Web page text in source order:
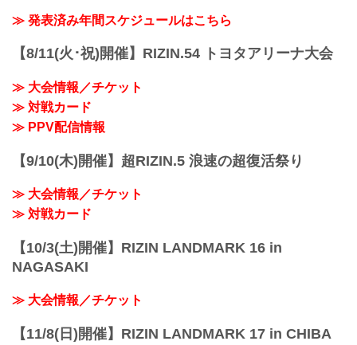
≫ 発表済み年間スケジュールはこちら
【8/11(火･祝)開催】RIZIN.54 トヨタアリーナ大会
≫ 大会情報／チケット
≫ 対戦カード
≫ PPV配信情報
【9/10(木)開催】超RIZIN.5 浪速の超復活祭り
≫ 大会情報／チケット
≫ 対戦カード
【10/3(土)開催】RIZIN LANDMARK 16 in
NAGASAKI
≫ 大会情報／チケット
【11/8(日)開催】RIZIN LANDMARK 17 in CHIBA